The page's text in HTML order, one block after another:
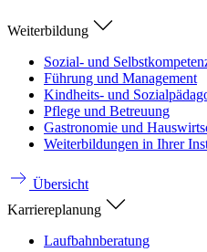
Weiterbildung
Sozial- und
Führung und Management
Kindheits- und
Pflege und Betreuung
Gastronomie und
Weiterbildungen in Ihrer
Übersicht
Karriereplanung
Laufbahnberatung